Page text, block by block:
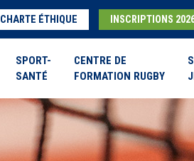
CHARTE ÉTHIQUE INSCRIPTIONS
SPORT-
SANTÉ
CENTRE DE
FORMATION RUGBY